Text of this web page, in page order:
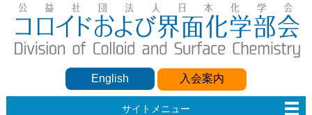
English 入会案内
サイトメニュー